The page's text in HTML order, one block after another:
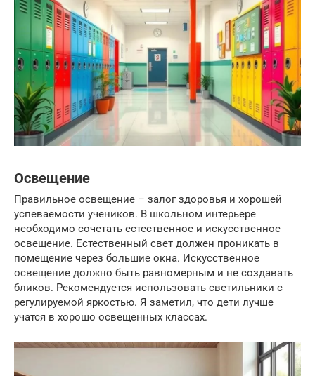
Освещение
Правильное освещение – залог здоровья и хорошей
успеваемости учеников. В школьном интерьере
необходимо сочетать естественное и искусственное
освещение. Естественный свет должен проникать в
помещение через большие окна. Искусственное
освещение должно быть равномерным и не создавать
бликов. Рекомендуется использовать светильники с
регулируемой яркостью. Я заметил, что дети лучше
учатся в хорошо освещенных классах.